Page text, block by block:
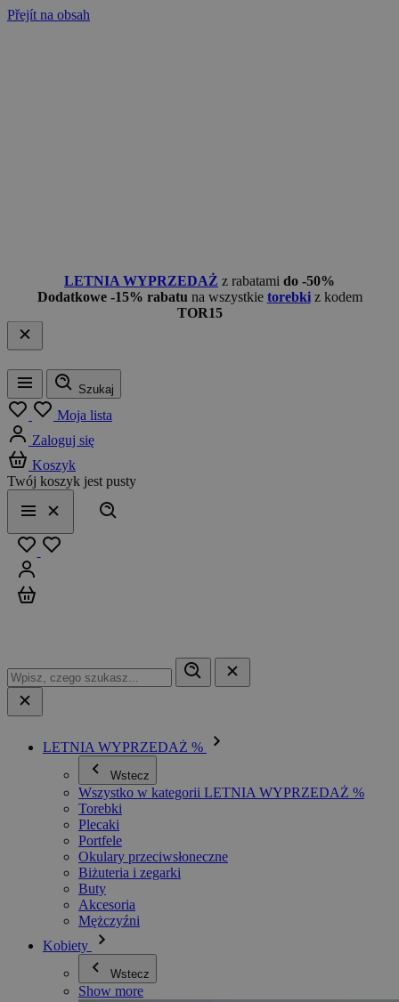
Přejít na obsah
LETNIA WYPRZEDAŻ z rabatami do -50%
Dodatkowe -15% rabatu na wszystkie torebkiz kodem
TOR15
Menu
Szukaj
Moja lista
Zaloguj się
Koszyk
Twój koszyk jest pusty
Menu
Zamknij
LETNIA WYPRZEDAŻ %
Wstecz
Wszystko w kategorii LETNIA WYPRZEDAŻ %
Torebki
Plecaki
Portfele
Okulary przeciwsłoneczne
Biżuteria i zegarki
Buty
Akcesoria
Mężczyźni
Kobiety
Wstecz
Show more